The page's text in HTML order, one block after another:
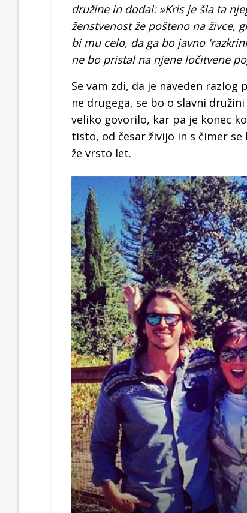
družine in dodal: »Kris je šla ta
ženstvenost že pošteno na živce,
bi mu celo, da ga bo javno
ne bo pristal na njene ločitvene
Se vam zdi, da je naveden razlog
ne drugega, se bo o slavni
veliko govorilo, kar pa je konec
tisto, od česar živijo in s čimer se
že vrsto let.